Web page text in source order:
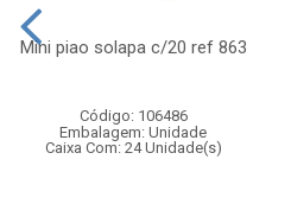
Mini piao solapa c/20 ref 863
Código: 106486
Embalagem: Unidade
Caixa Com: 24 Unidade(s)